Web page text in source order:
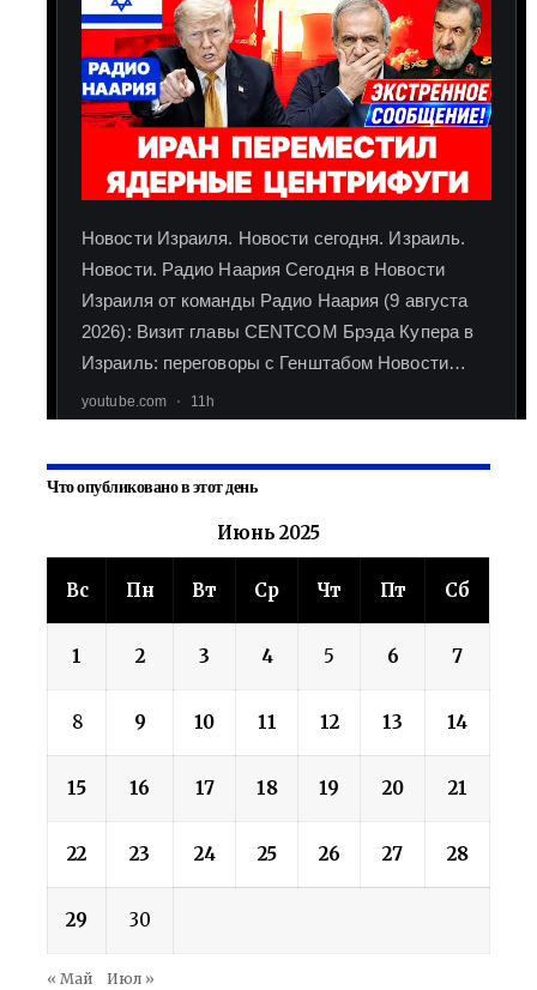
Что опубликовано в этот день
Июнь 2025
Вс Пн Вт Ср Чт Пт Сб
1 2 3 4 5 6 7
8 9 10 11 12 13 14
15 16 17 18 19 20 21
22 23 24 25 26 27 28
29 30
« Май Июл »